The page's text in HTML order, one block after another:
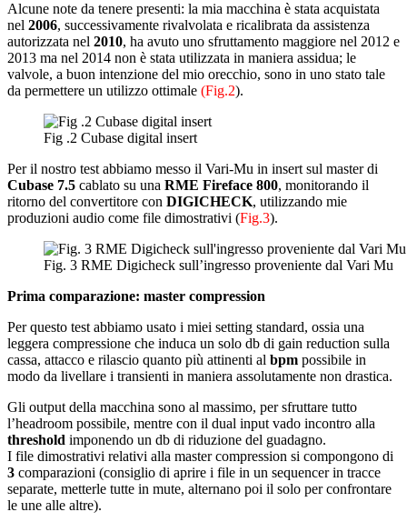
Alcune note da tenere presenti: la mia macchina è stata acquistata
nel 2006, successivamente rivalvolata e ricalibrata da assistenza
autorizzata nel 2010, ha avuto uno sfruttamento maggiore nel 2012 e
2013 ma nel 2014 non è stata utilizzata in maniera assidua; le
valvole, a buon intenzione del mio orecchio, sono in uno stato tale
da permettere un utilizzo ottimale (Fig.2).
Fig .2 Cubase digital insert
Per il nostro test abbiamo messo il Vari-Mu in insert sul master di
Cubase 7.5 cablato su una RME Fireface 800, monitorando il
ritorno del convertitore con DIGICHECK, utilizzando mie
produzioni audio come file dimostrativi (Fig.3).
Fig. 3 RME Digicheck sull’ingresso proveniente dal Vari Mu
Prima comparazione: master compression
Per questo test abbiamo usato i miei setting standard, ossia una
leggera compressione che induca un solo db di gain reduction sulla
cassa, attacco e rilascio quanto più attinenti al bpm possibile in
modo da livellare i transienti in maniera assolutamente non drastica.
Gli output della macchina sono al massimo, per sfruttare tutto
l’headroom possibile, mentre con il dual input vado incontro alla
threshold imponendo un db di riduzione del guadagno.
I file dimostrativi relativi alla master compression si compongono di
3 comparazioni (consiglio di aprire i file in un sequencer in tracce
separate, metterle tutte in mute, alternano poi il solo per confrontare
le une alle altre).